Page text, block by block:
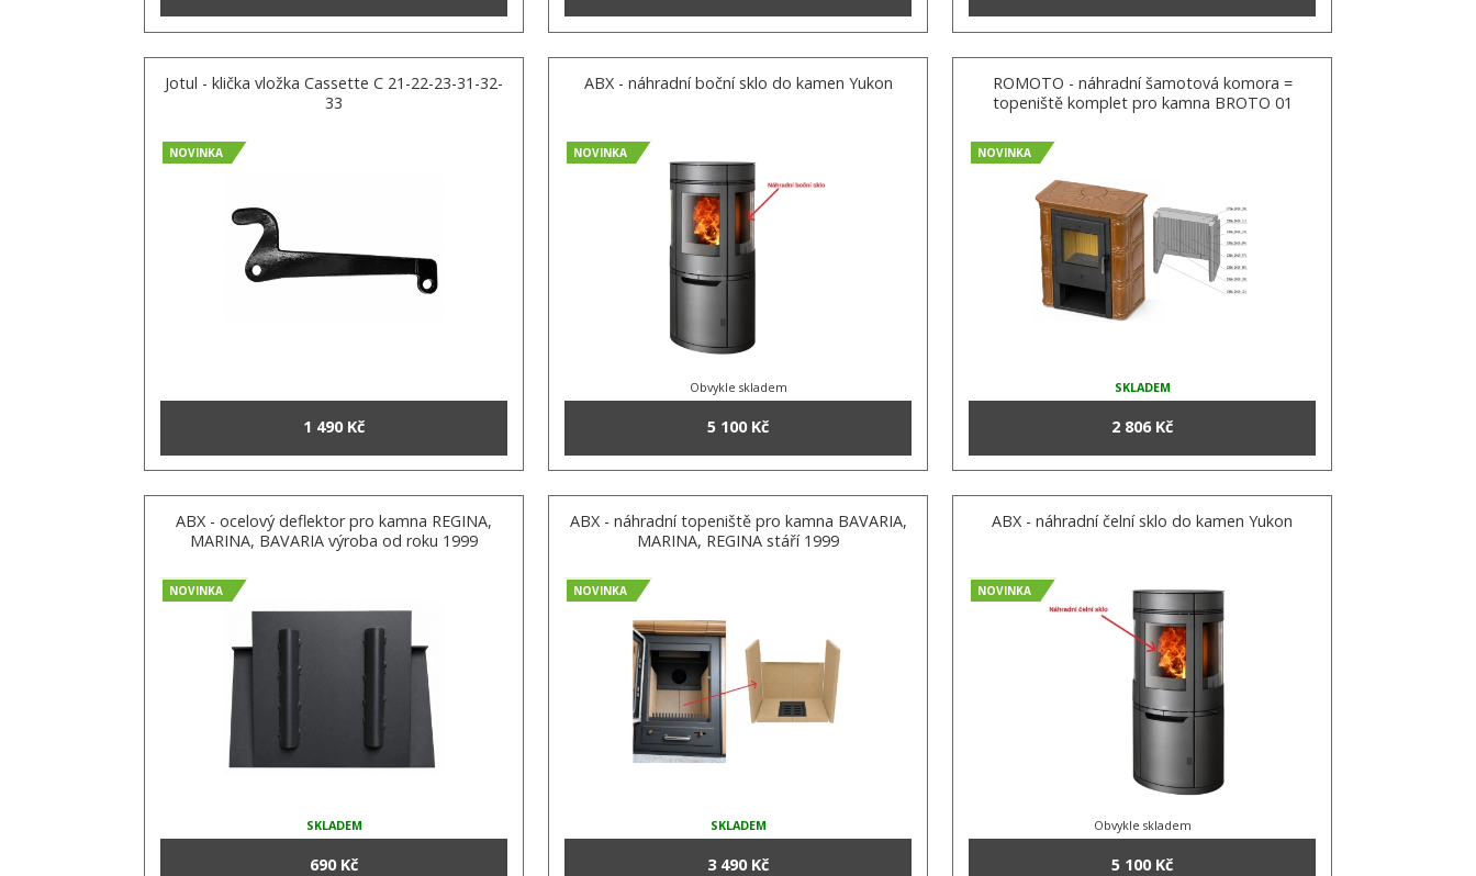
Jotul - klička vložka Cassette C 21-22-23-31-32-
33
NOVINKA
1 490 Kč
ABX - náhradní boční sklo do kamen Yukon
NOVINKA
Obvykle skladem
5 100 Kč
ROMOTO - náhradní šamotová komora =
topeniště komplet pro kamna BROTO 01
NOVINKA
SKLADEM
2 806 Kč
ABX - ocelový deflektor pro kamna REGINA,
MARINA, BAVARIA výroba od roku 1999
NOVINKA
SKLADEM
690 Kč
ABX - náhradní topeniště pro kamna BAVARIA,
MARINA, REGINA stáří 1999
NOVINKA
SKLADEM
3 490 Kč
ABX - náhradní čelní sklo do kamen Yukon
NOVINKA
Obvykle skladem
5 100 Kč